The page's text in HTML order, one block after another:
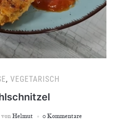
, VEGETARISCH
von Helmut 0 Kommentare